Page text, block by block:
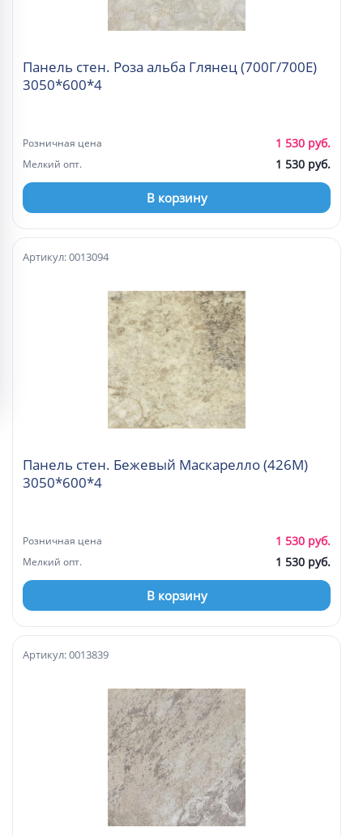
Панель стен. Роза альба Глянец (700Г/700E)
3050*600*4
Розничная цена 1 530 руб.
Мелкий опт. 1 530 руб.
В корзину
Панель стен. Бежевый Маскарелло (426М)
3050*600*4
Артикул: 0013094
Розничная цена 1 530 руб.
Мелкий опт. 1 530 руб.
В корзину
Артикул: 0013839